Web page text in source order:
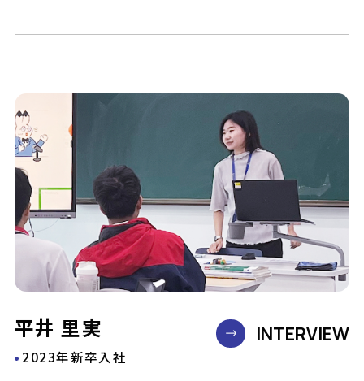
平井 里実
2023年新卒入社
INTERVIEW